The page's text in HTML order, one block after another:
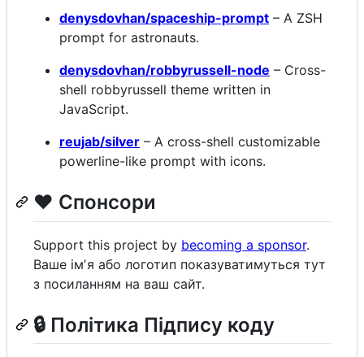
denysdovhan/spaceship-prompt – A ZSH
prompt for astronauts.
denysdovhan/robbyrussell-node – Cross-
shell robbyrussell theme written in
JavaScript.
reujab/silver – A cross-shell customizable
powerline-like prompt with icons.
❤️ Спонсори
Support this project by becoming a sponsor.
Ваше імʼя або логотип показуватимуться тут
з посиланням на ваш сайт.
🔒 Політика Підпису коду